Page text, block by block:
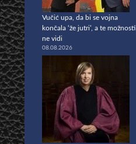
Vučić upa, da bi se vojna
končala ‘že jutri’, a te možnosti
ne vidi
08.08.2026